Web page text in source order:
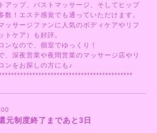
アップ、バストマッサージ、そしてヒップ
数！エステ感覚でも通っていただけます。
ッサージファンに人気のボディケアやリフ
トケア）も好評。
ンなので、個室でゆっくり！
、深夜営業や夜間営業のマッサージ店やリ
ンをお探しの方にも♪
元制度終了まであと3日